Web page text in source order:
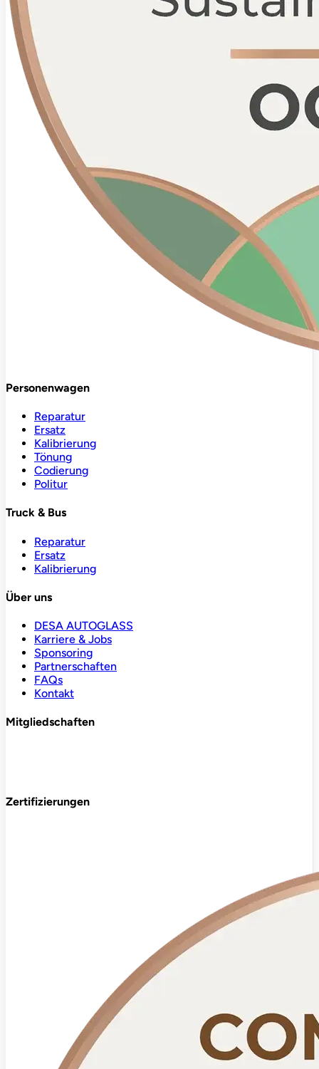
Personenwagen
Reparatur
Ersatz
Kalibrierung
Tönung
Codierung
Politur
Truck & Bus
Reparatur
Ersatz
Kalibrierung
Über uns
DESA AUTOGLASS
Karriere & Jobs
Sponsoring
Partnerschaften
FAQs
Kontakt
Mitgliedschaften
Zertifizierungen